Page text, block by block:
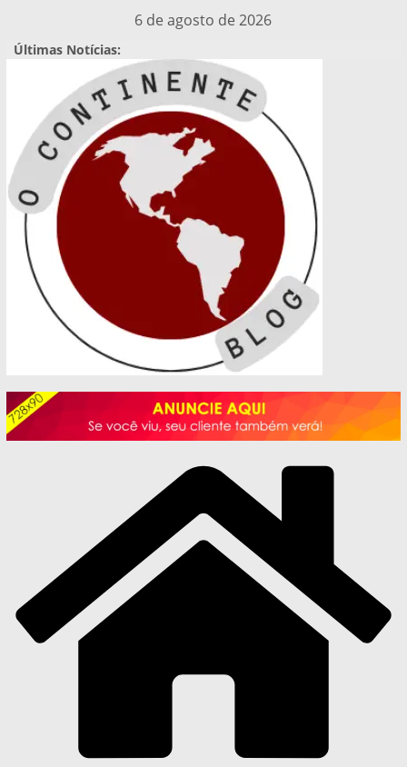
para
6 de agosto de 2026
Últimas Notícias: